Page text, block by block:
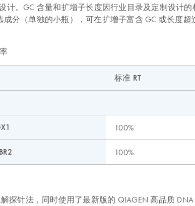
计。GC 含量和扩增子长度因行业目录及定制设计
分（单独的小瓶），可在扩增子富含 GC 或长度超
标准 RT
100%
100%
解探针法，同时使用了最新版的 QIAGEN 高品质